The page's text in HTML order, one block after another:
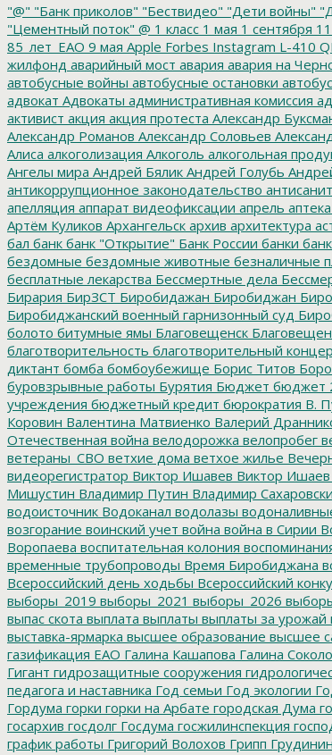
"@" "Банк приколов" "Бествидео" "Дети войны"
"Цементный поток" @ 1 класс 1 мая 1 сентября
85_лет_ЕАО 9 мая Apple Forbes Instagram L-410
жилфонд аварийный мост авария авария на
автобусные войны автобусные остановки
адвокат Адвокаты административная комиссия
активист акция акция протеста Александр
Александр Романов Александр Соловьев
Алиса алкоголизация Алкоголь алкогольная
Ангелы мира Андрей Бялик Андрей Голубь
антикоррупционное законодательство
апелляция аппарат видеофиксации апрель аптека
Артём Куликов Архангельск архив архитектура
бал банк банк "Открытие" Банк России банки
бездомные бездомные животные безналичные
бесплатные лекарства Бессмертные дела
Бирария БирЗСТ Биробидажан Биробиджан
Биробиджанский военный гарнизонный суд
болото битумные ямы Благовещенск
благотворительность благотворительный
диктант бомба бомбоубежище Борис Титов
буровзрывные работы Бурятия Бюджет бюджет
учреждения бюджетный кредит бюрократия В.
Коровин Валентина Матвиенко Валерий
Отечественная война велодорожка велопробег
ветераны_СВО ветхие дома ветхое жилье
видеорегистратор Виктор Ишавев Виктор Ишаев
Мишустин Владимир Путин Владимир
водоисточник Водоканал водолазы
возгорание воинский учет война война в Сирии
Воропаева воспитательная колония
временные трубопроводы Время Биробиджана
Всероссийский день ходьбы Всероссийский
выборы_2019 выборы_2021 выборы_2026
выпас скота выплата выплаты выплаты за урожай
выставка-ярмарка высшее образование высшее
газификация ЕАО Галина Кашапова Галина
Гигант гидрозащитные сооружения
педагога и наставника Год семьи Год экологии
Гордума горки горки на Арбате городская Дума
госархив госдолг Госдума госжилинспекция
график работы Григорий Волохов Грипп Грудинин